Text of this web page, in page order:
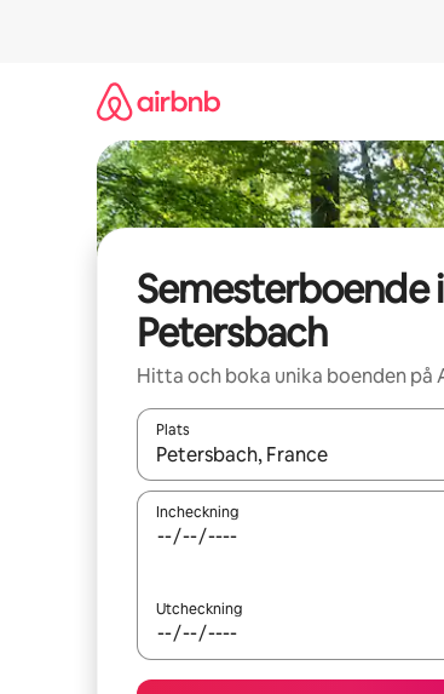
Semesterboende i
Petersbach
Hitta och boka unika boenden på
Plats
När resultaten är tillgängliga kan
Incheckning
Utcheckning